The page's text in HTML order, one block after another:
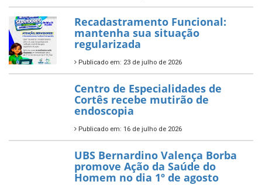
Recadastramento Funcional:
mantenha sua situação
regularizada
Publicado em: 23 de julho de 2026
Centro de Especialidades de
Cortês recebe mutirão de
endoscopia
Publicado em: 16 de julho de 2026
UBS Bernardino Valença Borba
promove Ação da Saúde do
Homem no dia 1º de agosto